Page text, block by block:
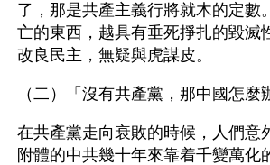
了，那是共產主義行將就木的定數
亡的東西，越具有垂死掙扎的毀滅
改良民主，無疑與虎謀皮。
（二）「沒有共產黨，那中國怎麼
在共產黨走向衰敗的時候，人們意
附體的中共幾十年來靠着千變萬化